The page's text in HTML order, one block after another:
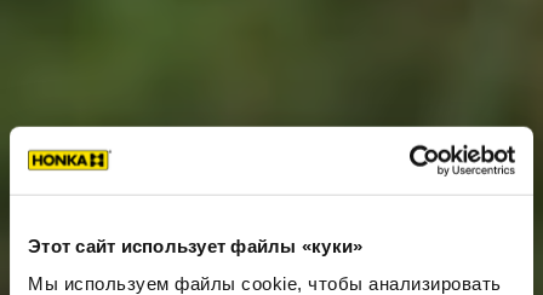
Этот сайт использует файлы «куки»
Мы используем файлы cookie, чтобы анализировать